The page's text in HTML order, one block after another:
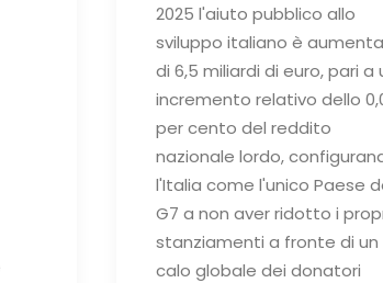
2025 l'aiuto pubblico allo
sviluppo italiano è
di 6,5 miliardi di euro, pari a
incremento relativo dello
per cento del reddito
nazionale lordo,
l'Italia come l'unico Paese
G7 a non aver ridotto i
stanziamenti a fronte di un
calo globale dei donatori